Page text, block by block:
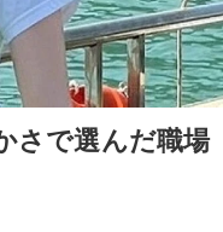
さで選んだ職場